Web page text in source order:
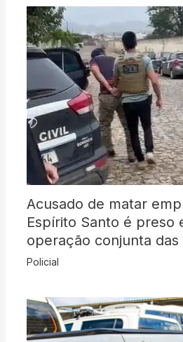
Acusado de matar
Espírito Santo é preso
operação conjunta das
Policial